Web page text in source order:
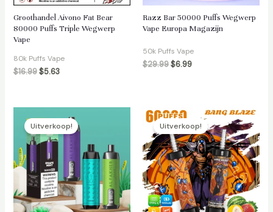
Groothandel Aivono Fat Bear
80000 Puffs Triple Wegwerp
Vape
80k Puffs Vape
$16.99 $5.63
Razz Bar 50000 Puffs Wegwerp
Vape Europa Magazijn
50k Puffs Vape
$29.99$6.99
Uitverkoop! Uitverkoop!